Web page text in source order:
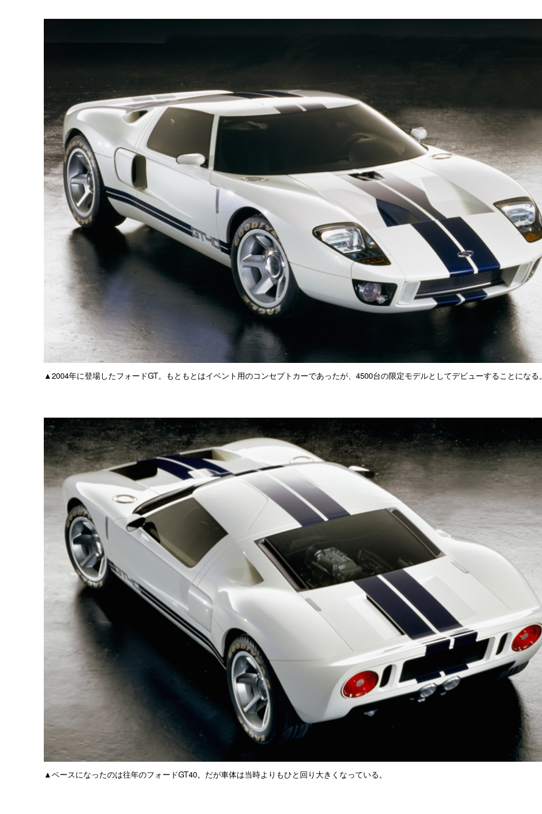
▲2004年に登場したフォードGT。もともとはイベント用のコンセプトカーであったが、4500台の限定モデルとしてデビューすることになる。
▲ベースになったのは往年のフォードGT40。だが車体は当時よりもひと回り大きくなっている。